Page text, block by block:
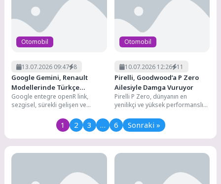
Otomobil
13.07.2026 09:47 8
Google Gemini, Renault
Modellerinde Türkçe
Konuşmaya Başlıyor
Google entegre openR link,
sezgisel, sürekli gelişen ve
deneyim sunan, pazardaki en...
Otomobil
10.07.2026 12:26 11
Pirelli, Goodwood’a P Zero
Ailesiyle Damga Vuruyor
Pirelli P Zero, dünyanın en
yenilikçi ve yüksek performanslı
Goodwood Hız...
1 2 3 … 6 Sonraki »